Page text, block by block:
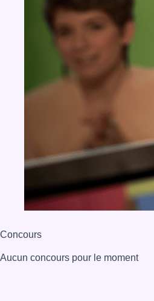
Concours
Aucun concours pour le moment